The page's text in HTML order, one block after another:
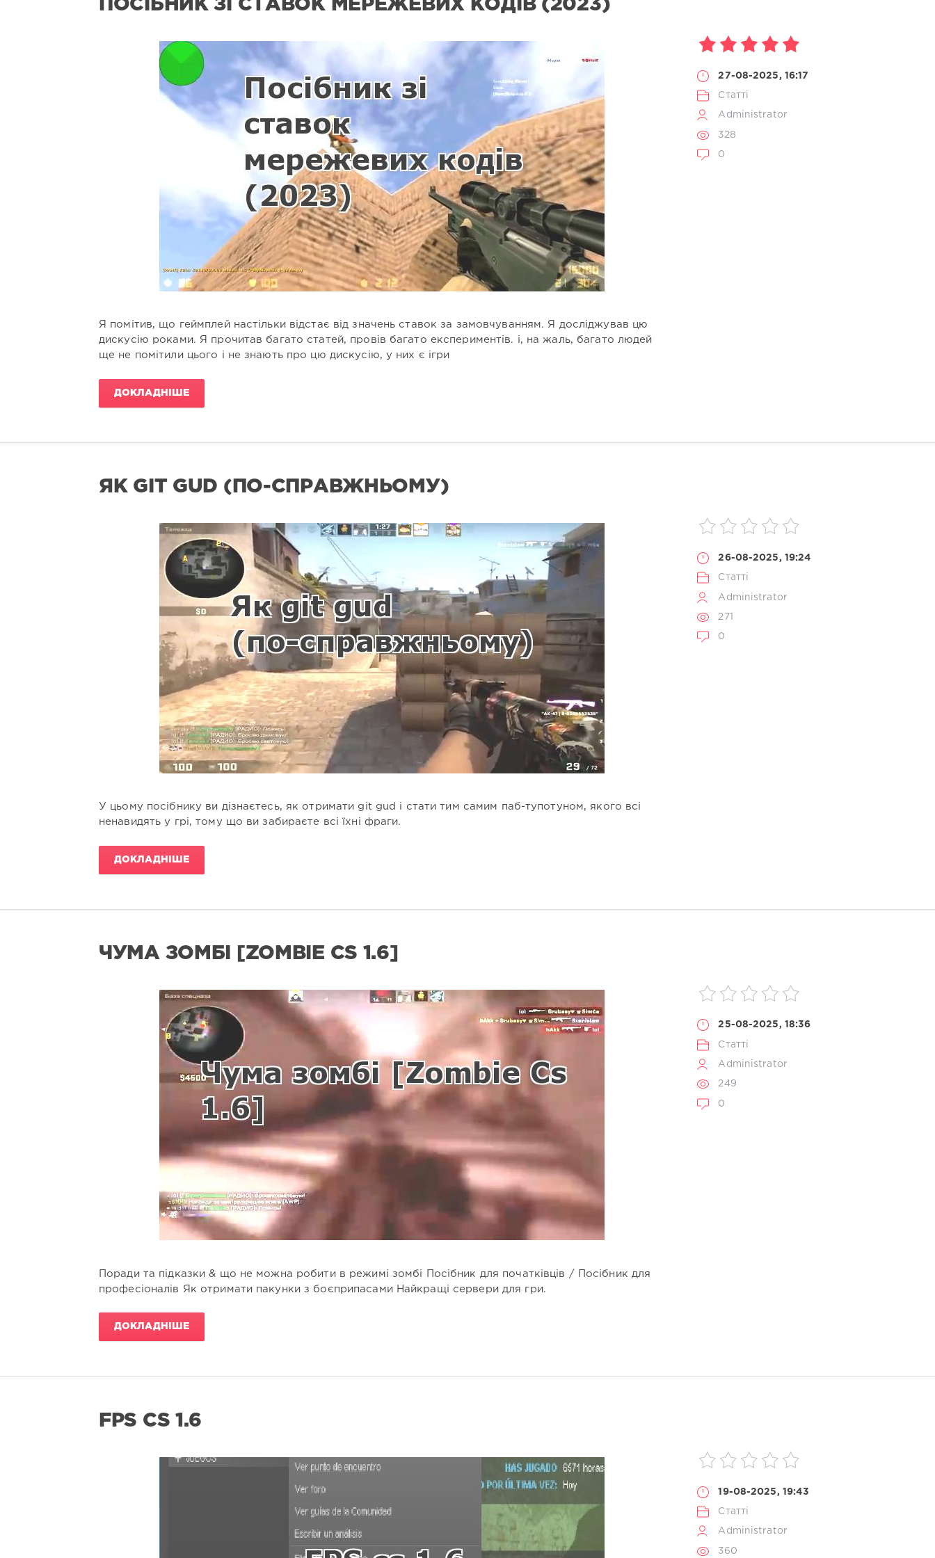
ПОСІБНИК ЗІ СТАВОК МЕРЕЖЕВИХ КОДІВ (2023)
27-08-2025, 16:17
Статті
Administrator
328
0
Я помітив, що геймплей настільки відстає від значень ставок за замовчуванням. Я досліджував цю
дискусію роками. Я прочитав багато статей, провів багато експериментів. і, на жаль, багато людей
ще не помітили цього і не знають про цю дискусію, у них є ігри
ДОКЛАДНІШЕ
ЯК GIT GUD (ПО-СПРАВЖНЬОМУ)
26-08-2025, 19:24
Статті
Administrator
271
0
У цьому посібнику ви дізнаєтесь, як отримати git gud і стати тим самим паб-тупотуном, якого всі
ненавидять у грі, тому що ви забираєте всі їхні фраги.
ДОКЛАДНІШЕ
ЧУМА ЗОМБІ [ZOMBIE CS 1.6]
25-08-2025, 18:36
Статті
Administrator
249
0
Поради та підказки & що не можна робити в режимі зомбі Посібник для початківців / Посібник для
професіоналів Як отримати пакунки з боєприпасами Найкращі сервери для гри.
ДОКЛАДНІШЕ
FPS CS 1.6
19-08-2025, 19:43
Статті
Administrator
360